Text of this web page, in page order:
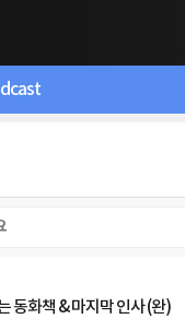
동화책 & 마지막 인사 (완)